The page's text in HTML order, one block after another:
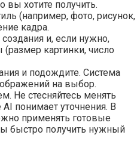
вы хотите получить.
(например, фото, рисунок,
кадра.
и, если нужно,
(размер картинки, число
и подождите. Система
на выбор.
Не стесняйтесь менять
понимает уточнения. В
применять готовые
быстро получить нужный